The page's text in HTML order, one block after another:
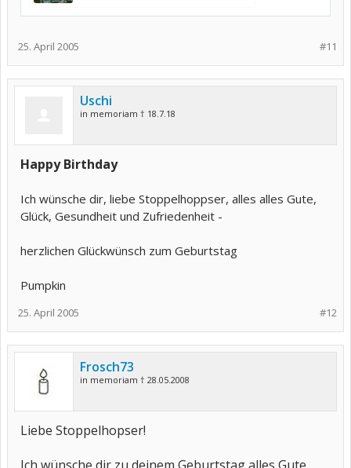
#11
25. April 2005
Uschi
in memoriam † 18.7.18
Happy Birthday
Ich wünsche dir, liebe Stoppelhoppser, alles alles Gute,
Glück, Gesundheit und Zufriedenheit -
herzlichen Glückwünsch zum Geburtstag
Pumpkin
#12
25. April 2005
Frosch73
in memoriam † 28.05.2008
Liebe Stoppelhopser!